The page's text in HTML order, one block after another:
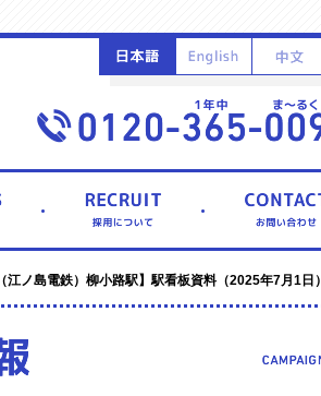
江ノ島電鉄）柳小路駅】駅看板資料（2025年7月1日）